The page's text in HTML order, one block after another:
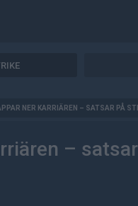
NER KARRIÄREN – SATSAR PÅ
–